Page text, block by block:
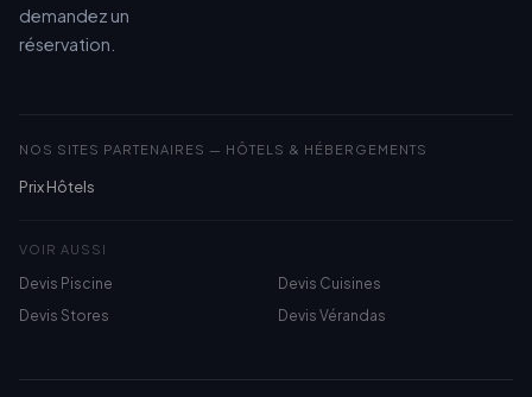
demandez un
réservation.
NOS SITES PARTENAIRES — HÔTELS & HÉBERGEMENTS
Prix Hôtels
VOIR AUSSI
Devis Piscine
Devis Cuisines
Devis Stores
Devis Vérandas